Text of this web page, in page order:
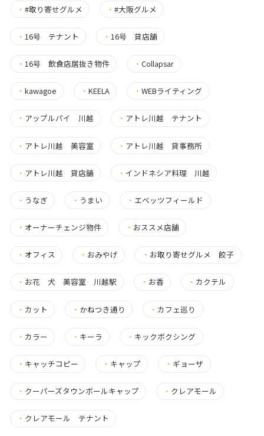
・ #取り寄せグルメ ・#大阪グルメ
・ 16号 テナント ・ 16号 貸店舗
・ 16号 飲食店居抜き物件 ・Collapsar
・ kawagoe ・KEELA ・WEBライティング
・ アップルパイ 川越 ・ アトレ川越 テナント
・ アトレ川越 美容室 ・ アトレ川越 貸事務所
・ アトレ川越 貸店舗 ・ インドネシア料理 川越
・ うなぎ ・ うまい ・ エベッツフィールド
・ オーナーチェンジ物件 ・ おススメ店舗
・ オフィス ・ おみやげ ・ お取り寄せグルメ 餃子
・ お花 犬 美容室 川越駅 ・ お香 ・ カクテル
・ カット ・ かねつき通り ・ カフェ巡り
・ カラー ・ キーラ ・ キックボクシング
・ キャッチコピー ・ キャップ ・ ギョーザ
・ クーパーズタウンボールキャップ ・ クレアモール
・ クレアモール テナント